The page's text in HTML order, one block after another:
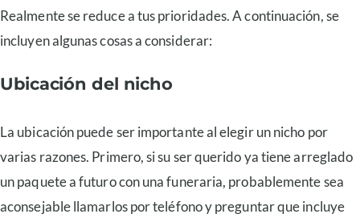
Realmente se reduce a tus prioridades. A continuación, se
incluyen algunas cosas a considerar:
Ubicación del nicho
La ubicación puede ser importante al elegir un nicho por
varias razones. Primero, si su ser querido ya tiene arreglado
un paquete a futuro con una funeraria, probablemente sea
aconsejable llamarlos por teléfono y preguntar que incluye